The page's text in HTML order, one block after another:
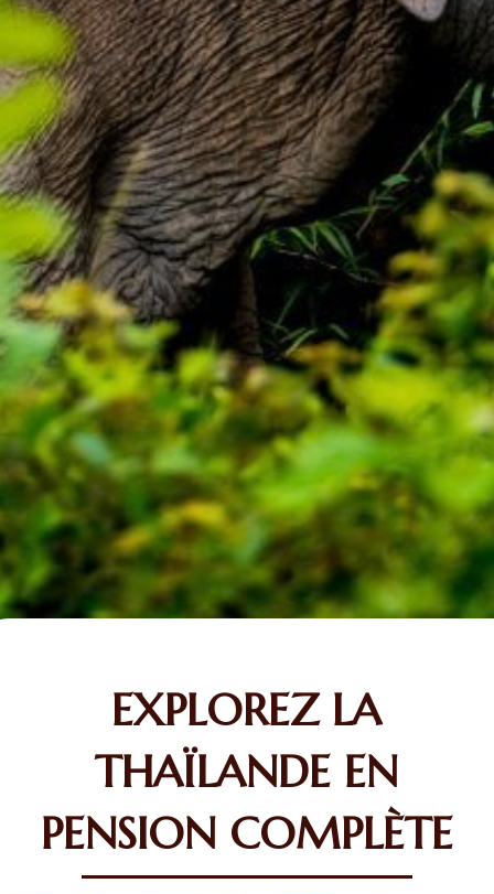
EXPLOREZ LA
THAÏLANDE EN
PENSION COMPLÈTE